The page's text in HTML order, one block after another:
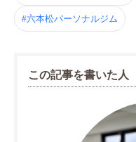
#六本松パーソナルジム
この記事を書いた人